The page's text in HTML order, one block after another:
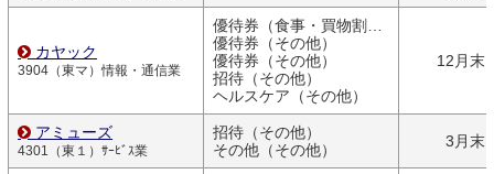
カヤック
3904（東マ）情報・通信業
優待券（食事・買物割引券）
優待券（その他）
優待券（その他）
招待（その他）
ヘルスケア（その他）
12月末
アミューズ
4301（東１）ｻｰﾋﾞｽ業
招待（その他）
その他（その他）
3月末